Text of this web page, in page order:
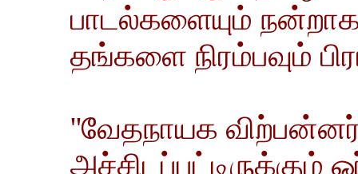
பாடல்களையும் நன்றாக
தங்களை நிரம்பவும்
''வேதநாயக விற்பன்னர்
அச்சிடப்பட்டிருக்கும்